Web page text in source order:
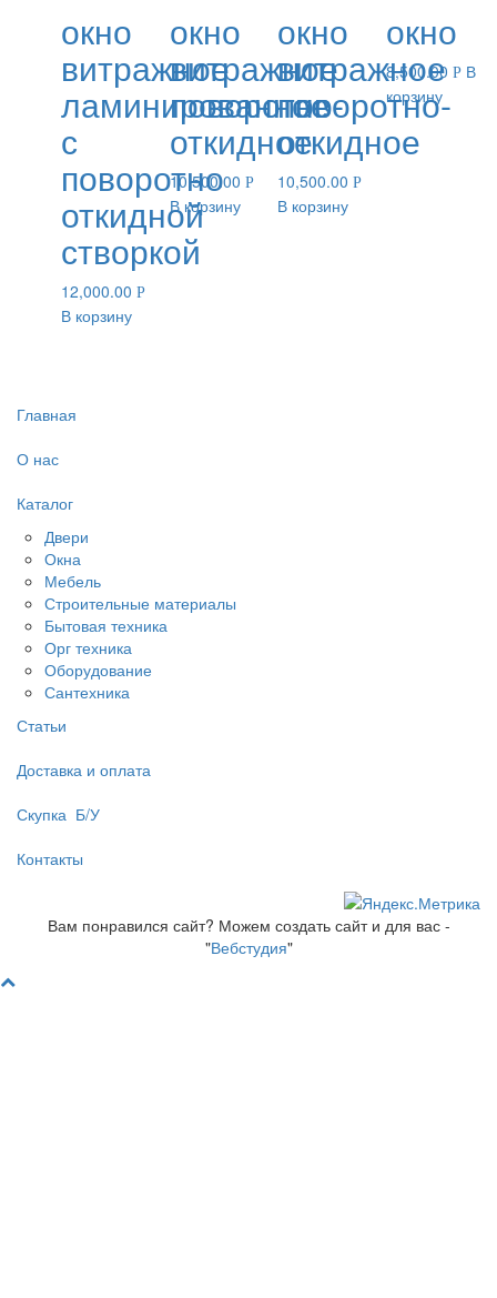
окно
витражное
ламинированное
с
поворотно
откидной
створкой
12,000.00 Р
В корзину
окно
витражное
поворотно-
откидное
10,500.00 Р
В корзину
окно
витражное
поворотно-
откидное
10,500.00Р
В корзину
окно
8,500.00Р В
корзину
Главная
О нас
Каталог
Двери
Окна
Мебель
Строительные материалы
Бытовая техника
Орг техника
Оборудование
Сантехника
Статьи
Доставка и оплата
Скупка Б/У
Контакты
Вам понравился сайт? Можем создать сайт и для вас -
"Вебстудия"